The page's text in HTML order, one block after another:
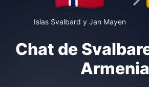
Islas Svalbard y Jan Mayen
Chat de
Armenia